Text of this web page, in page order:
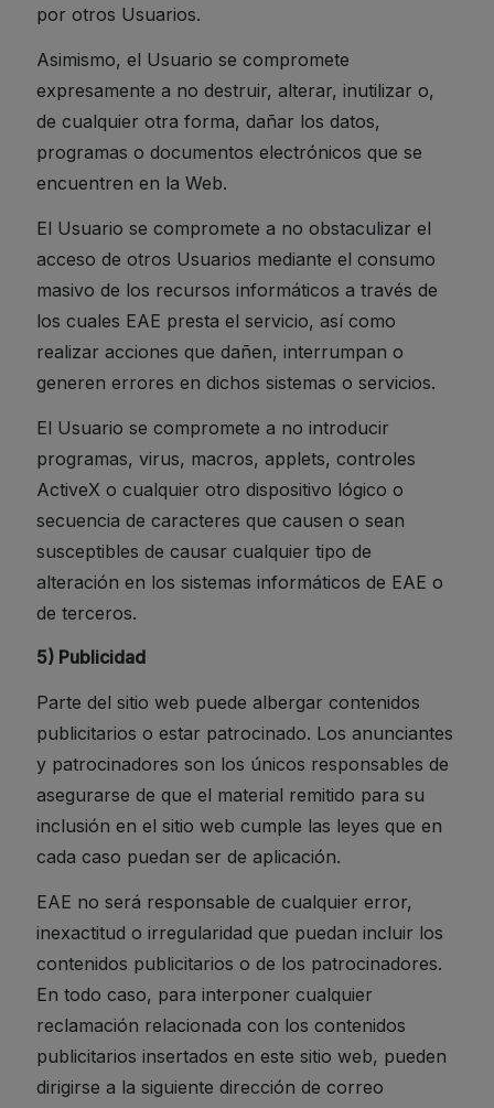
por otros Usuarios.
Asimismo, el Usuario se compromete
expresamente a no destruir, alterar, inutilizar o,
de cualquier otra forma, dañar los datos,
programas o documentos electrónicos que se
encuentren en la Web.
El Usuario se compromete a no obstaculizar el
acceso de otros Usuarios mediante el consumo
masivo de los recursos informáticos a través de
los cuales EAE presta el servicio, así como
realizar acciones que dañen, interrumpan o
generen errores en dichos sistemas o servicios.
El Usuario se compromete a no introducir
programas, virus, macros, applets, controles
ActiveX o cualquier otro dispositivo lógico o
secuencia de caracteres que causen o sean
susceptibles de causar cualquier tipo de
alteración en los sistemas informáticos de EAE o
de terceros.
5) Publicidad
Parte del sitio web puede albergar contenidos
publicitarios o estar patrocinado. Los anunciantes
y patrocinadores son los únicos responsables de
asegurarse de que el material remitido para su
inclusión en el sitio web cumple las leyes que en
cada caso puedan ser de aplicación.
EAE no será responsable de cualquier error,
inexactitud o irregularidad que puedan incluir los
contenidos publicitarios o de los patrocinadores.
En todo caso, para interponer cualquier
reclamación relacionada con los contenidos
publicitarios insertados en este sitio web, pueden
dirigirse a la siguiente dirección de correo